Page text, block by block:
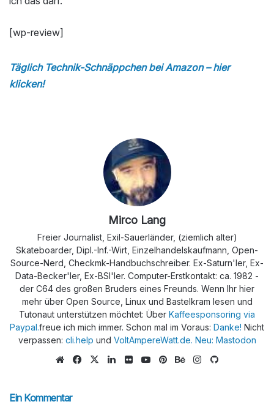
[wp-review]
Täglich Technik-Schnäppchen bei Amazon – hier
klicken!
Mirco Lang
Freier Journalist, Exil-Sauerländer, (ziemlich alter)
Skateboarder, Dipl.-Inf.-Wirt, Einzelhandelskaufmann, Open-
Source-Nerd, Checkmk-Handbuchschreiber. Ex-Saturn'ler, Ex-
Data-Becker'ler, Ex-BSI'ler. Computer-Erstkontakt: ca. 1982 -
der C64 des großen Bruders eines Freunds. Wenn Ihr hier
mehr über Open Source, Linux und Bastelkram lesen und
Tutonaut unterstützen möchtet: Über Kaffeesponsoring via
Paypal.freue ich mich immer. Schon mal im Voraus: Danke! Nicht
verpassen: cli.help und VoltAmpereWatt.de. Neu: Mastodon
We
Fa
X
Lin
Flic
Yo
Pin
Be
Ins
Ein Kommentar